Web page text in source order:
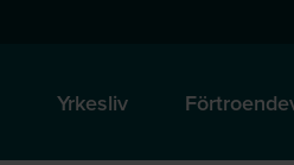
Yrkesliv